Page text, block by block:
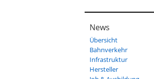
News
Übersicht
Bahnverkehr
Infrastruktur
Hersteller